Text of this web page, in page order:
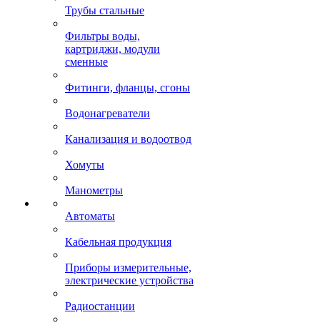
Трубы стальные
Фильтры воды,
картриджи, модули
сменные
Фитинги, фланцы, сгоны
Водонагреватели
Канализация и водоотвод
Хомуты
Манометры
Автоматы
Кабельная продукция
Приборы измерительные,
электрические устройства
Радиостанции